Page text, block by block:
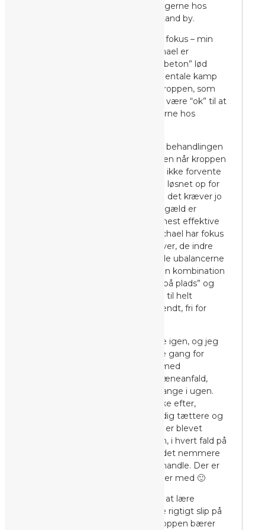
sat i baggrunden og behandlingerne hos
Michael/ BodyRestart sat på stand by.
2017 er året hvor der kun er ét fokus – min
krop. Behandlingerne hos Michael er
genoptaget. “Din krop er som beton” lød
beskeden denne gang. Den mentale kamp
sidste år satte tydelige spor i kroppen, som
på syv måneder var gået fra at være “ok” til at
være “beton” – så behandlingerne hos
Jeg ville lyve, hvis jeg sagde at behandlingen
ikke gør ondt – det gør den. Men når kroppen
er som beton, så kan jeg heller ikke forvente
andet – det handler jo om at få løsnet op for
spændingerne og smerten, og det kræver jo
at man behandler dem. Til gengæld er
behandlingen det bedste og mest effektive
jeg nogensinde har prøvet. Michael har fokus
på led, muskler, åndedræt, nerver, de indre
organer, og kredsløb for at finde ubalancerne
i min krop. Min behandling er en kombination
af massage, led der knækkes “på plads” og
terapi – og følelsen bagefter er til helt
fantastisk. Kroppen føles afspændt, fri for
Min krop bliver langsomt bedre igen, og jeg
mærker tydeligt fremskridtene gang for
gang. Jeg døjer ikke længere med
spændingshovedpine og migræneanfald,
hvilket ellers var tilfældet 1-2 gange i ugen.
Jeg er blevet bedre til at mærke efter,
mærke mig selv og rykker stadig tættere og
tættere på følelsesarkivet. Jeg er blevet
bedre til at give slip på kroppen, i hvert fald på
enkelte områder – hvilket gør det nemmere
og hurtigere for Michael at behandle. Der er
dog stadig områder “vi” kæmper med 🙂
Jeg kæmper også stadig med at lære
vejrtrækningen – at kunne give rigtigt slip på
mine udåndinger og alt det kroppen bærer